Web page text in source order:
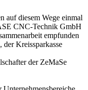
auf diesem Wege einmal
CNC-Technik GmbH
empfunden
Kreissparkasse
der ZeMaSe